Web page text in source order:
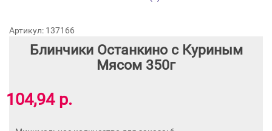
Артикул: 137166
Блинчики Останкино с Куриным
Мясом 350г
104,94 р.